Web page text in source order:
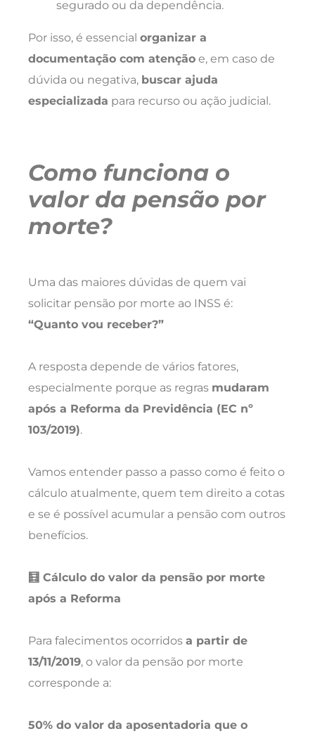
segurado ou da dependência.
Por isso, é essencial organizar a
documentação com atenção e, em caso de
dúvida ou negativa, buscar ajuda
especializada para recurso ou ação judicial.
Como funciona o
valor da pensão por
morte?
Uma das maiores dúvidas de quem vai
solicitar pensão por morte ao INSS é:
“Quanto vou receber?”
A resposta depende de vários fatores,
especialmente porque as regras mudaram
após a Reforma da Previdência (EC nº
103/2019).
Vamos entender passo a passo como é feito o
cálculo atualmente, quem tem direito a cotas
e se é possível acumular a pensão com outros
benefícios.
🧮 Cálculo do valor da pensão por morte
após a Reforma
Para falecimentos ocorridos a partir de
13/11/2019, o valor da pensão por morte
corresponde a:
50% do valor da aposentadoria que o